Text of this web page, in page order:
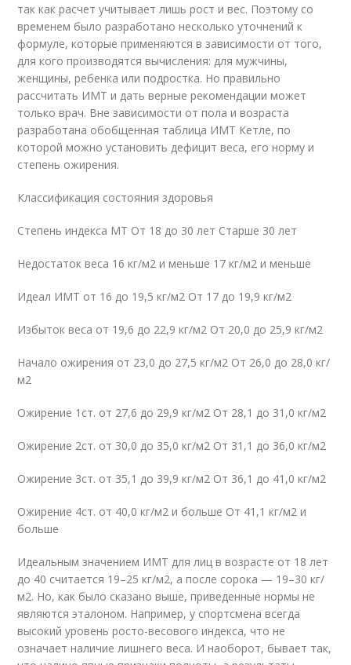
так как расчет учитывает лишь рост и вес. Поэтому со
временем было разработано несколько уточнений к
формуле, которые применяются в зависимости от того,
для кого производятся вычисления: для мужчины,
женщины, ребенка или подростка. Но правильно
рассчитать ИМТ и дать верные рекомендации может
только врач. Вне зависимости от пола и возраста
разработана обобщенная таблица ИМТ Кетле, по
которой можно установить дефицит веса, его норму и
степень ожирения.
Классификация состояния здоровья
Степень индекса МТ От 18 до 30 лет Старше 30 лет
Недостаток веса 16 кг/м2 и меньше 17 кг/м2 и меньше
Идеал ИМТ от 16 до 19,5 кг/м2 От 17 до 19,9 кг/м2
Избыток веса от 19,6 до 22,9 кг/м2 От 20,0 до 25,9 кг/м2
Начало ожирения от 23,0 до 27,5 кг/м2 От 26,0 до 28,0 кг/
м2
Ожирение 1ст. от 27,6 до 29,9 кг/м2 От 28,1 до 31,0 кг/м2
Ожирение 2ст. от 30,0 до 35,0 кг/м2 От 31,1 до 36,0 кг/м2
Ожирение 3ст. от 35,1 до 39,9 кг/м2 От 36,1 до 41,0 кг/м2
Ожирение 4ст. от 40,0 кг/м2 и больше От 41,1 кг/м2 и
больше
Идеальным значением ИМТ для лиц в возрасте от 18 лет
до 40 считается 19–25 кг/м2, а после сорока — 19–30 кг/
м2. Но, как было сказано выше, приведенные нормы не
являются эталоном. Например, у спортсмена всегда
высокий уровень росто-весового индекса, что не
означает наличие лишнего веса. И наоборот, бывает так,